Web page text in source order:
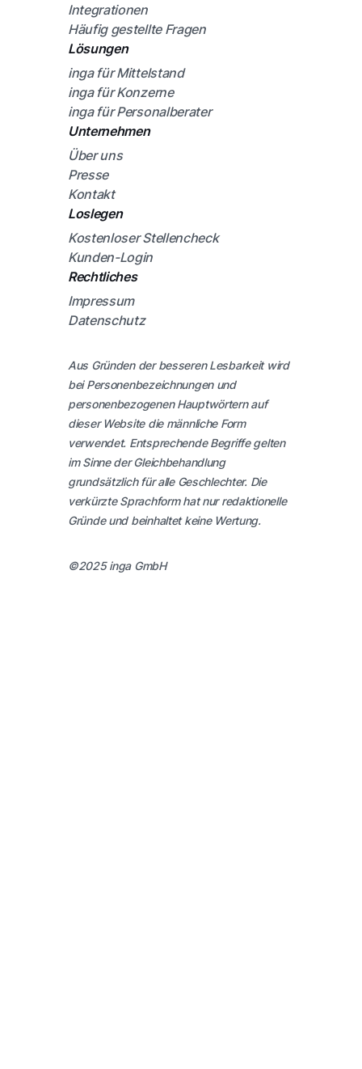
Integrationen
Häufig gestellte Fragen
Lösungen
inga für Mittelstand
inga für Konzerne
inga für Personalberater
Unternehmen
Über uns
Presse
Kontakt
Loslegen
Kostenloser Stellencheck
Kunden-Login
Rechtliches
Impressum
Datenschutz
Aus Gründen der besseren Lesbarkeit wird
bei Personenbezeichnungen und
personenbezogenen Hauptwörtern auf
dieser Website die männliche Form
verwendet. Entsprechende Begriffe gelten
im Sinne der Gleichbehandlung
grundsätzlich für alle Geschlechter. Die
verkürzte Sprachform hat nur redaktionelle
Gründe und beinhaltet keine Wertung.
©2025 inga GmbH